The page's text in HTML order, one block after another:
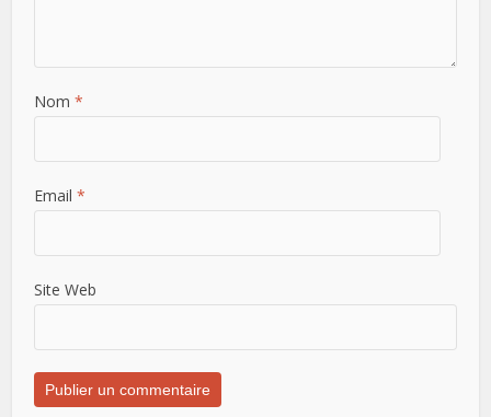
Nom *
Email *
Site Web